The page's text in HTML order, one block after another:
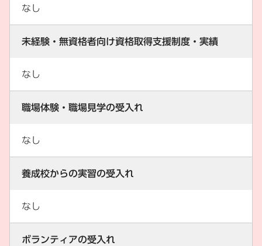
なし
未経験・無資格者向け資格取得支援制度・実績
なし
職場体験・職場見学の受入れ
なし
養成校からの実習の受入れ
なし
ボランティアの受入れ